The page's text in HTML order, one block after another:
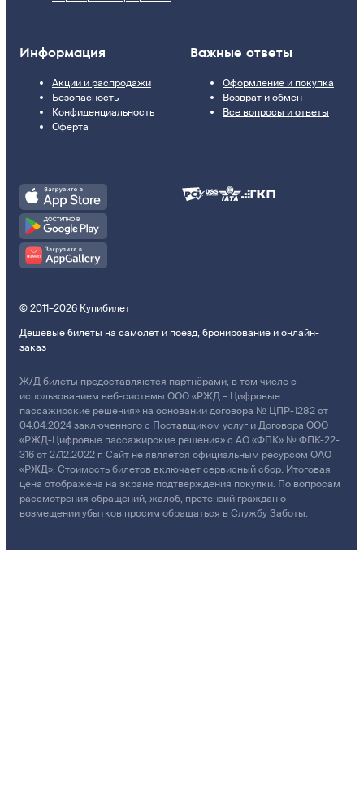
Информация
Акции и распродажи
Безопасность
Конфиденциальность
Оферта
Важные ответы
Оформление и покупка
Возврат и обмен
Все вопросы и ответы
© 2011–2026 Купибилет
Дешевые билеты на самолет и поезд, бронирование и онлайн-
заказ
Ж/Д билеты предоставляются партнёрами, в том числе с
использованием веб-системы ООО «РЖД – Цифровые
пассажирские решения» на основании договора № ЦПР-1282 от
04.04.2024 заключенного с Поставщиком услуг и Договора ООО
«РЖД-Цифровые пассажирские решения» с АО «ФПК» № ФПК-22-
316 от 27.12.2022 г. Сайт не является официальным ресурсом ОАО
«РЖД». Стоимость билетов включает сервисный сбор. Итоговая
цена отображена на экране подтверждения покупки. По вопросам
рассмотрения обращений, жалоб, претензий граждан о
возмещении убытков просим обращаться в Службу Заботы.